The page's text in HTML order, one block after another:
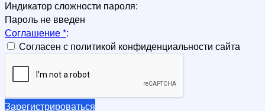
Индикатор сложности пароля:
Пароль не введен
Соглашение*:
Согласен с политикой конфиденциальности сайта
Зарегистрироваться